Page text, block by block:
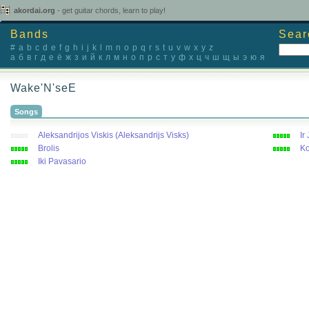
akordai.org - get guitar chords, learn to play!
Bands
# a b c d e f g h i j k m n o p q r s t u v w x y z
а б в г д е ё ж з и й к л м н о п р с т у ф х ц ч ш щ ы э ю я
Wake'N'seE
Songs
Aleksandrijos Viskis (Aleksandrijs Visks)
Brolis
Iki Pavasario
Ir